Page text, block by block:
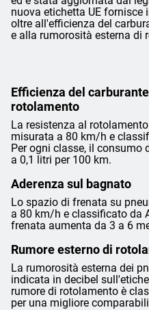
nuova etichetta UE
oltre all'efficienza del
e alla rumorosità esterna di
Efficienza del
rotolamento
La resistenza al
misurata a 80 km/h e
Per ogni classe, il consumo
a 0,1 litri per 100 km.
Aderenza sul bagnato
Lo spazio di frenata su
a 80 km/h e classificato da
frenata aumenta da 3 a 6
Rumore esterno di
La rumorosità esterna dei
indicata in decibel
rumore di rotolamento è
per una migliore